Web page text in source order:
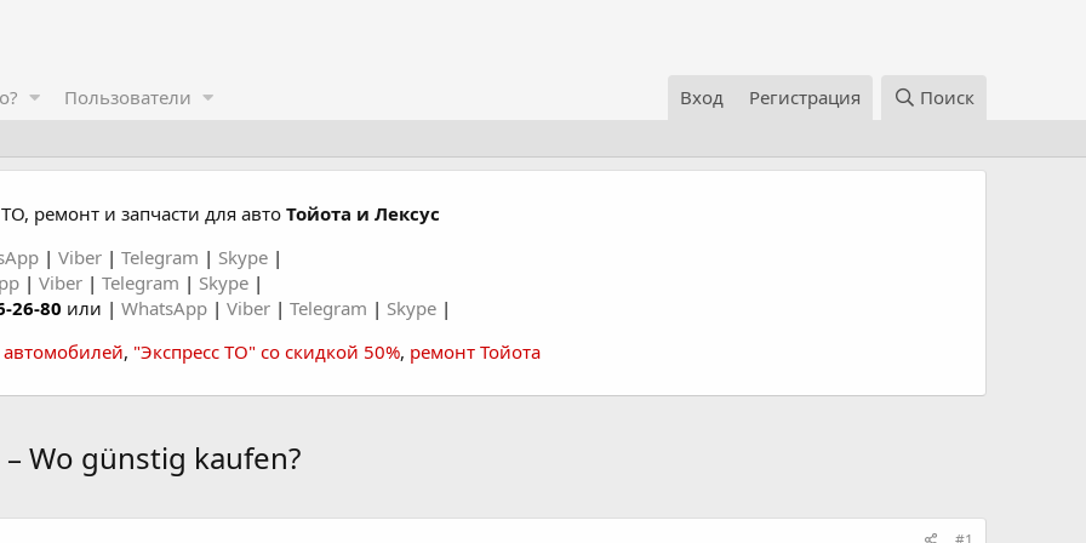
Пользователи Вход Регистрация Поиск
ремонт и запчасти для автоТойота и Лексус
| Viber | Telegram | Skype |
| Viber | Telegram | Skype |
26-80 или | WhatsApp | Viber | Telegram | Skype |
автомобилей, "Экспресс ТО" со скидкой 50%, ремонт Тойота
Wo günstig kaufen?